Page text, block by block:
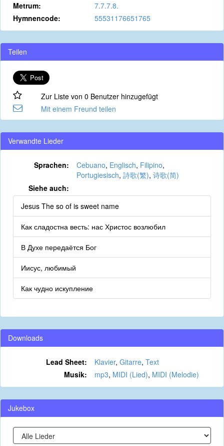
Metrum:
7.7.7.8.
Hymnencode:
55531176651765
Teilen
Zur Liste von 0 Benutzer hinzugefügt
Mit einem Freund teilen
Verwandte Lieder
Sprachen: Cebuano, Englisch, Filipino,
Portugiesisch, 詩歌(繁), 诗歌(简)
Siehe auch:
Jesus The so of is sweet name
Как сладостна весть: нас Христос возлюбил
В Духе передаётся Бог
Иисус, любимый
Как чудно искупление
Downloads
Lead Sheet: Klavier, Gitarre, Text
Musik:
mp3, MIDI (Lied), MIDI (Melodie)
Jukebox